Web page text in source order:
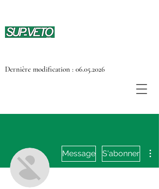
Dernière modification : 06.05.2026
Message S'abonner